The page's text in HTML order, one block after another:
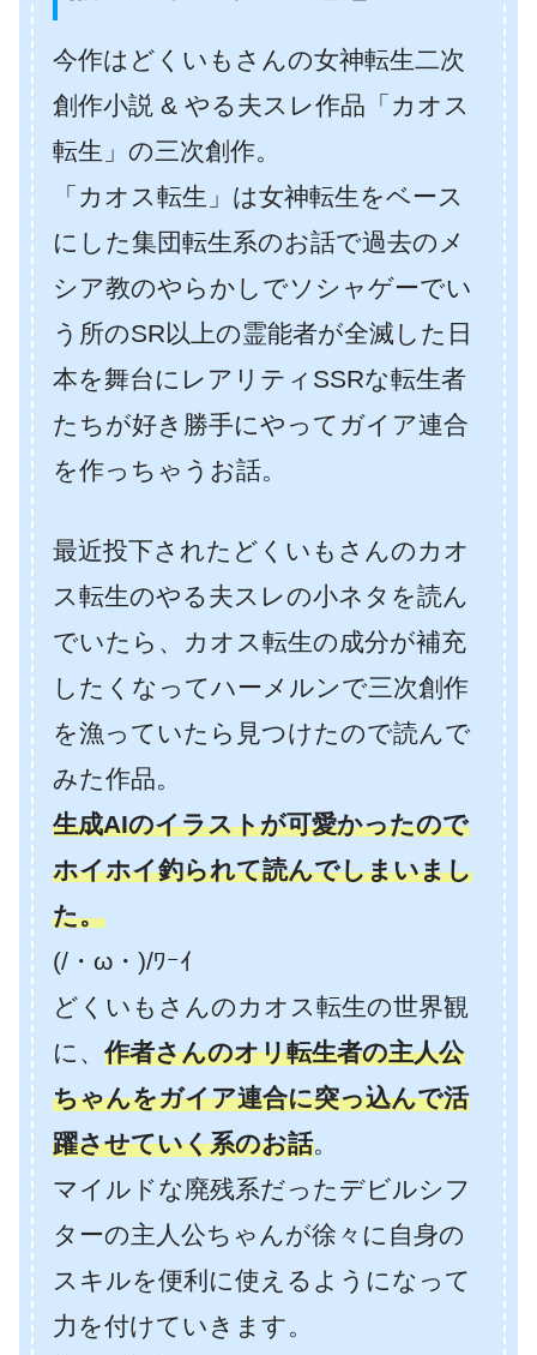
今作はどくいもさんの女神転生二次
創作小説 & やる夫スレ作品「カオス
転生」の三次創作。
「カオス転生」は女神転生をベース
にした集団転生系のお話で過去のメ
シア教のやらかしでソシャゲーでい
う所のSR以上の霊能者が全滅した日
本を舞台にレアリティSSRな転生者
たちが好き勝手にやってガイア連合
を作っちゃうお話。
最近投下されたどくいもさんのカオ
ス転生のやる夫スレの小ネタを読ん
でいたら、カオス転生の成分が補充
したくなってハーメルンで三次創作
を漁っていたら見つけたので読んで
みた作品。
生成AIのイラストが可愛かったので
ホイホイ釣られて読んでしまいまし
た。
(/・ω・)/ﾜｰｲ
どくいもさんのカオス転生の世界観
に、作者さんのオリ転生者の主人公
ちゃんをガイア連合に突っ込んで活
躍させていく系のお話。
マイルドな廃残系だったデビルシフ
ターの主人公ちゃんが徐々に自身の
スキルを便利に使えるようになって
力を付けていきます。